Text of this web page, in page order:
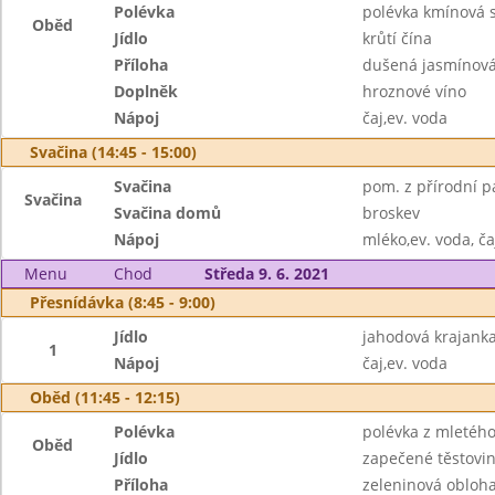
Oběd
Polévka
polévka kmínová
Jídlo
krůtí čína
Příloha
dušená
Doplněk
hroznové víno
Nápoj
čaj,ev. voda
Svačina (14:45 - 15:00)
Svačina
Svačina
pom. z přírodní
Svačina domů
broskev
Nápoj
mléko,ev. voda,
Menu
Chod
Středa 9. 6. 2021
Přesnídávka (8:45 - 9:00)
1
Jídlo
jahodová
Nápoj
čaj,ev. voda
Oběd (11:45 - 12:15)
Oběd
Polévka
polévka z
Jídlo
zapečené
Příloha
zeleninová